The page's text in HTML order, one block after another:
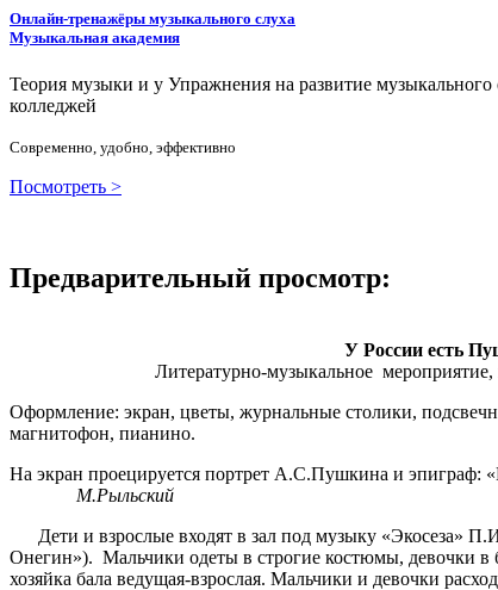
Онлайн-тренажёры музыкального слуха
Музыкальная академия
Теория музыки и у Упражнения на развитие
колледжей
Современно, удобно, эффективно
Посмотреть >
Предварительный просмотр:
У России есть
Литературно-музыкальное
Оформление: экран, цветы, журнальные столики,
магнитофон, пианино.
На экран проецируется портрет А.С.Пушкина и
М.Рыльский
Дети и взрослые входят в зал под музыку «Экосеза»
Онегин»). Мальчики одеты в строгие костюмы, девочки в
хозяйка бала ведущая-взрослая. Мальчики и девочки